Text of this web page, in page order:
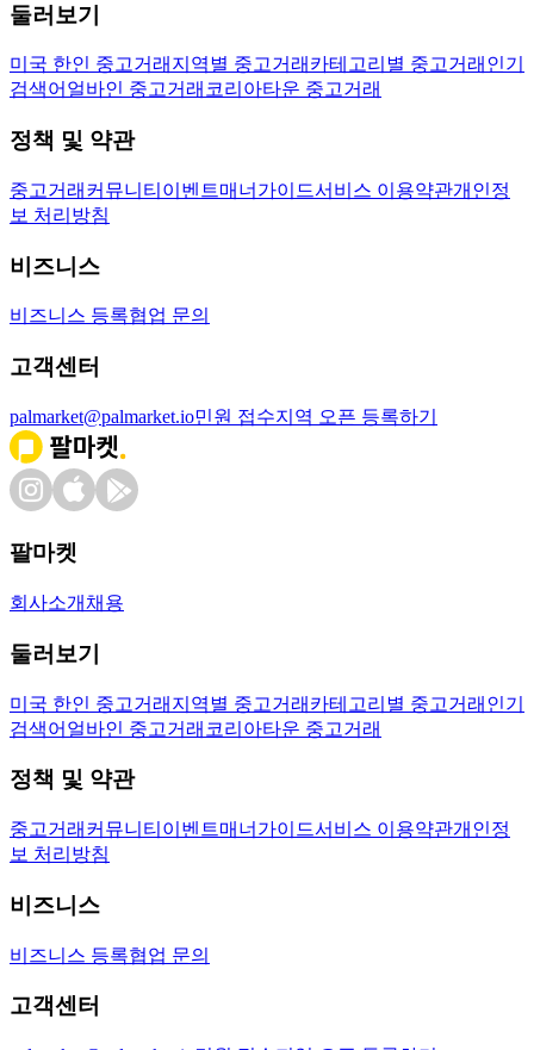
둘러보기
미국 한인 중고거래 지역별 중고거래 카테고리별 중고거래 인기
검색어 얼바인 중고거래 코리아타운 중고거래
정책 및 약관
중고거래 커뮤니티 이벤트매너가이드서비스 이용약관개인정
보 처리방침
비즈니스
비즈니스 등록협업 문의
고객센터
palmarket@palmarket.io민원 접수지역 오픈 등록하기
팔마켓
회사소개 채용
둘러보기
미국 한인 중고거래 지역별 중고거래 카테고리별 중고거래 인기
검색어 얼바인 중고거래 코리아타운 중고거래
정책 및 약관
중고거래 커뮤니티 이벤트매너가이드서비스 이용약관개인정
보 처리방침
비즈니스
비즈니스 등록협업 문의
고객센터